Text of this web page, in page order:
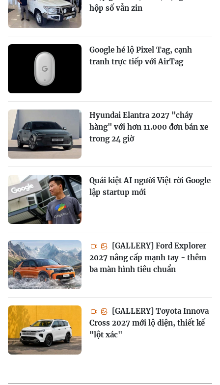
hộp số vẫn zin
Google hé lộ Pixel Tag, cạnh
tranh trực tiếp với AirTag
Hyundai Elantra 2027 "cháy
hàng" với hơn 11.000 đơn bán xe
trong 24 giờ
Quái kiệt AI người Việt rời Google
lập startup mới
[GALLERY] Ford Explorer
2027 nâng cấp mạnh tay - thêm
ba màn hình tiêu chuẩn
[GALLERY] Toyota Innova
Cross 2027 mới lộ diện, thiết kế
"lột xác"